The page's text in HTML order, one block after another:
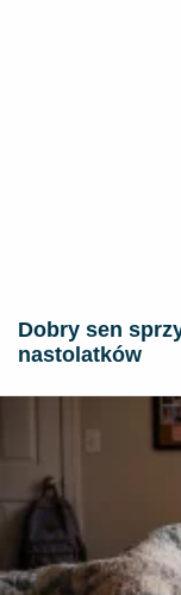
Dobry sen
nastolatków